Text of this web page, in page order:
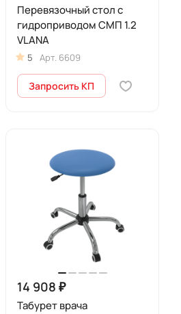
Перевязочный стол с
гидроприводом СМП 1.2
VLANA
5 Арт. 6609
Запросить КП
14 908 ₽
Табурет врача